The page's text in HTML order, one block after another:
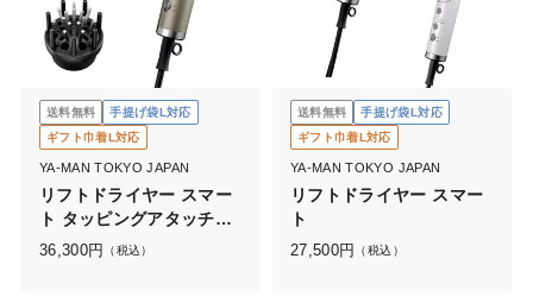
送料無料
手提げ袋L対応
ギフト巾着L対応
YA-MAN TOKYO JAPAN
リフトドライヤー スマー
ト タッピングアタッチメ
ント付
36,300円 （税込）
送料無料
手提げ袋L対応
ギフト巾着L対応
YA-MAN TOKYO JAPAN
リフトドライヤー スマー
ト
27,500円 （税込）